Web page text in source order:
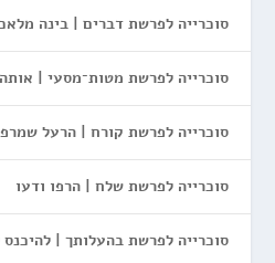
סוכרייה לפרשת דברים | בינה
סוכרייה לפרשת מטות־מסעי |
סוכרייה לפרשת קורח | הרעל
סוכרייה לפרשת שלח | הרפו ודעו
סוכרייה לפרשת בהעלותך |